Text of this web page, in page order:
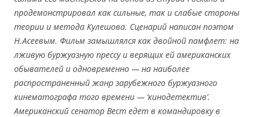
продемонстрировал как сильные, так и слабые стороны
теории и метода Кулешова. Сценарий написан поэтом
Н.Асеевым. Фильм замышлялся как двойной памфлет: на
лживую буржуазную прессу и верящих ей американских
обывателей и одновременно — на наиболее
распространенный жанр зарубежного буржуазного
кинематографа того времени — ‘кинодетектив’.
Американский сенатор Вест едет в командировку в